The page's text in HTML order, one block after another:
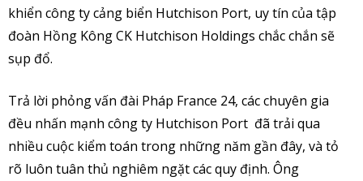
khiển công ty cảng biển Hutchison Port, uy tín của tập
đoàn Hồng Kông CK Hutchison Holdings chắc chắn sẽ
sụp đổ.
Trả lời phỏng vấn đài Pháp France 24, các chuyên gia
đều nhấn mạnh công ty Hutchison Port đã trải qua
nhiều cuộc kiểm toán trong những năm gần đây, và tỏ
rõ luôn tuân thủ nghiêm ngặt các quy định. Ông